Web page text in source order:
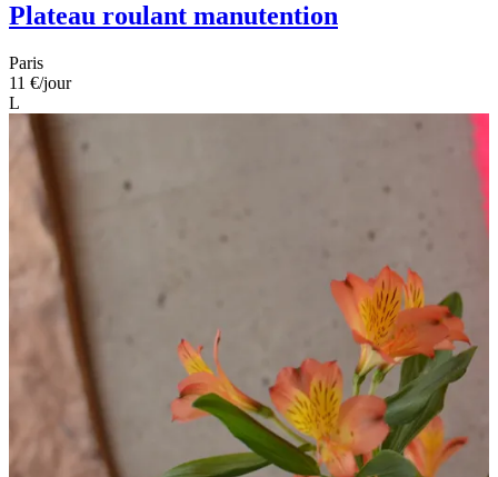
Plateau roulant manutention
Paris
11 €/jour
L